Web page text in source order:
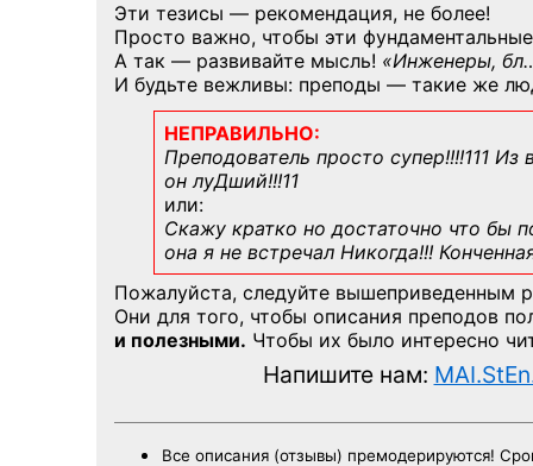
Эти тезисы — рекомендация, не более!
Просто важно, чтобы эти
А так — развивайте мысль! «Инженеры,
И будьте вежливы: преподы — такие же
НЕПРАВИЛЬНО:
Преподователь просто супер!!!!111
он луДший!!!11
или:
Скажу кратко но достаточно что бы
она я не встречал Никогда!!!
Пожалуйста, следуйте вышеприведенным
Они для того, чтобы описания преподов
и полезными. Чтобы их было интересно
Напишите нам:
Все описания (отзывы) премодерируются!